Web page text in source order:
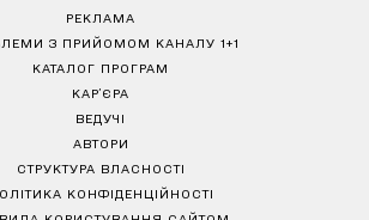
РЕКЛАМА
З ПРИЙОМОМ КАНАЛУ 1+1
КАТАЛОГ ПРОГРАМ
КАР’ЄРА
ВЕДУЧІ
АВТОРИ
СТРУКТУРА ВЛАСНОСТІ
КОНФІДЕНЦІЙНОСТІ